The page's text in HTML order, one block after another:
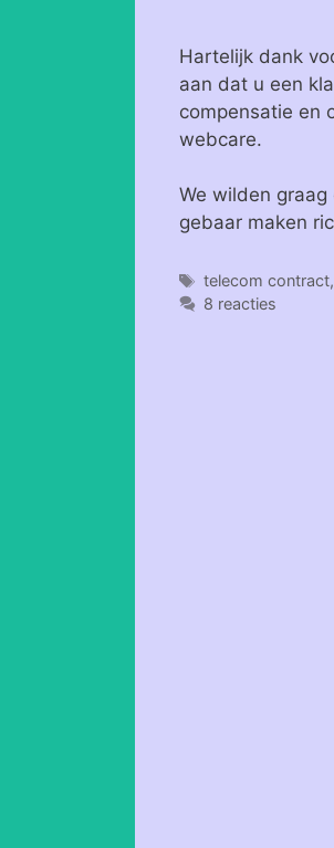
Hartelijk dank
aan dat u een
compensatie en
webcare.
We wilden graag
gebaar maken
Tags
telecom contract,
8 reacties